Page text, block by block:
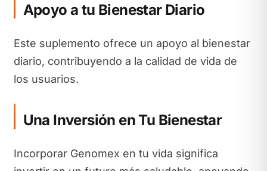
Apoyo a tu Bienestar Diario
Este suplemento ofrece un apoyo al bienestar
diario, contribuyendo a la calidad de vida de
los usuarios.
Una Inversión en Tu Bienestar
Incorporar Genomex en tu vida significa